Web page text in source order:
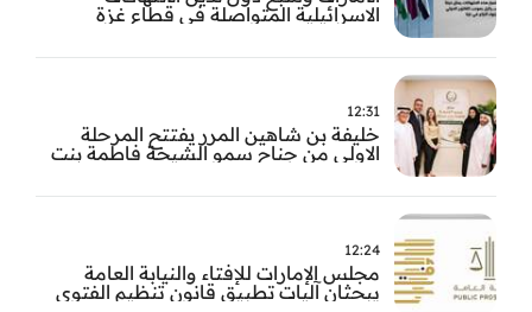
الاسرائيلية المتواصلة في قطاع غزة
12:31
خليفة بن شاهين المرر يفتتح المرحلة
الاولى من جناح سمو الشيخة فاطمة بنت
مستشفى المقاصد
12:24
مجلس الإمارات للإفتاء والنيابة العامة
يبحثان آليات تطبيق قانون تنظيم الفتوى